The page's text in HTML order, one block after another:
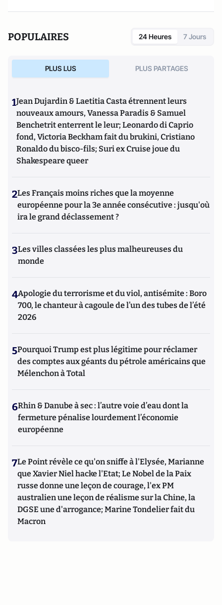
POPULAIRES 24 Heures 7 Jours
PLUS LUS PLUS PARTAGES
1Jean Dujardin & Laetitia Casta étrennent leurs
nouveaux amours, Vanessa Paradis & Samuel
Benchetrit enterrent le leur; Leonardo di Caprio
fond, Victoria Beckham fait du brukini, Cristiano
Ronaldo du bisco-fils; Suri ex Cruise joue du
Shakespeare queer
2Les Français moins riches que la moyenne
européenne pour la 3e année consécutive : jusqu'où
ira le grand déclassement ?
3Les villes classées les plus malheureuses du
monde
4Apologie du terrorisme et du viol, antisémite : Boro
700, le chanteur à cagoule de l’un des tubes de l’été
2026
5Pourquoi Trump est plus légitime pour réclamer
des comptes aux géants du pétrole américains que
Mélenchon à Total
6Rhin & Danube à sec : l’autre voie d’eau dont la
fermeture pénalise lourdement l’économie
européenne
7Le Point révèle ce qu'on sniffe à l'Elysée, Marianne
que Xavier Niel hacke l'Etat; Le Nobel de la Paix
russe donne une leçon de courage, l'ex PM
australien une leçon de réalisme sur la Chine, la
DGSE une d'arrogance; Marine Tondelier fait du
Macron